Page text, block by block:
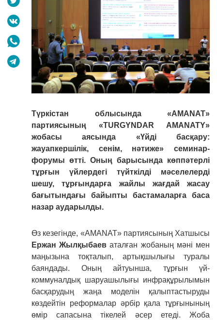
Түркістан облысында «AMANAT»
партиясының «TURGYNDAR AMANATY»
жобасы аясында «Үйді басқару:
жауапкершілік, сенім, нәтиже» семинар-
форумы өтті. Оның барысында көппәтерлі
тұрғын үйлердегі түйткілді мәселелерді
шешу, тұрғындарға жайлы жағдай жасау
бағытындағы байыпты бастамаларға баса
назар аударылды.
Өз кезегінде, «AMANAT» партиясының Хатшысы
Ержан Жылқыбаев аталған жобаның мәні мен
маңызына тоқталып, артықшылығы туралы
баяндады. Оның айтуынша, тұрғын үй-
коммуналдық шаруашылығы инфрақұрылымын
басқарудың жаңа моделін қалыптастыруды
көздейтін реформалар әрбір қала тұрғынының
өмір сапасына тікелей әсер етеді. Жоба